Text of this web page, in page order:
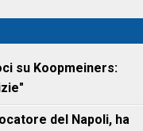
su Koopmeiners:
del Napoli, ha